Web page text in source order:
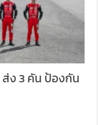
ส่ง 3 คัน ป้องกัน